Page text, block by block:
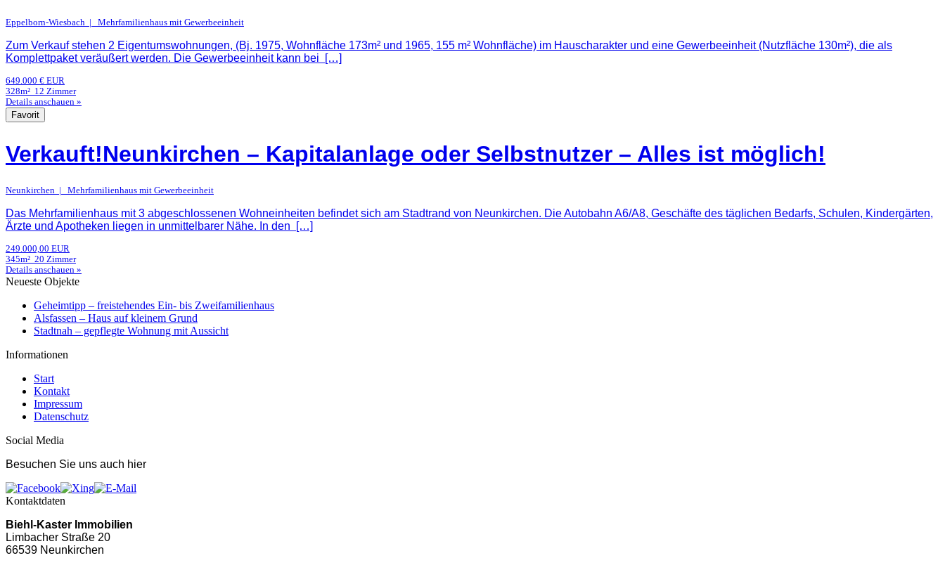
Eppelborn-Wiesbach | Mehrfamilienhaus mit Gewerbeeinheit
Zum Verkauf stehen 2 Eigentumswohnungen, (Bj. 1975, Wohnfläche 173m² und 1965, 155 m² Wohnfläche) im Hauscharakter und eine Gewerbeeinheit (Nutzfläche 130m²), die als
Komplettpaket veräußert werden. Die Gewerbeeinheit kann bei […]
649.000 € EUR
328m² 12 Zimmer
Details anschauen »
Favorit
Verkauft!Neunkirchen – Kapitalanlage oder Selbstnutzer – Alles ist möglich!
Neunkirchen | Mehrfamilienhaus mit Gewerbeeinheit
Das Mehrfamilienhaus mit 3 abgeschlossenen Wohneinheiten befindet sich am Stadtrand von Neunkirchen. Die Autobahn A6/A8, Geschäfte des täglichen Bedarfs, Schulen, Kindergärten,
Ärzte und Apotheken liegen in unmittelbarer Nähe. In den […]
249.000,00 EUR
345m² 20 Zimmer
Details anschauen »
Neueste Objekte
Geheimtipp – freistehendes Ein- bis Zweifamilienhaus
Alsfassen – Haus auf kleinem Grund
Stadtnah – gepflegte Wohnung mit Aussicht
Informationen
Start
Kontakt
Impressum
Datenschutz
Social Media
Besuchen Sie uns auch hier
Kontaktdaten
Biehl-Kaster Immobilien
Limbacher Straße 20
66539 Neunkirchen